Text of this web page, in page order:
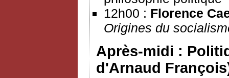
12h00 : Florence
Origines du
Après-midi :
d'Arnaud